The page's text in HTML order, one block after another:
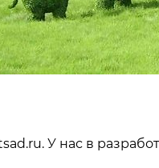
У нас в